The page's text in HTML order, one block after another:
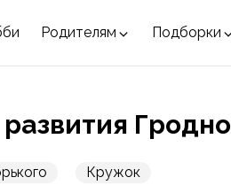
Родителям Подборки
Гродно
Кружок